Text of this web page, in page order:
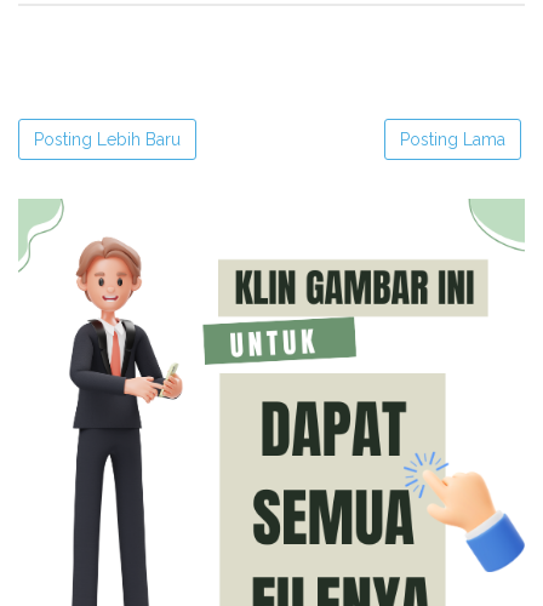
Posting Lebih Baru Posting Lama